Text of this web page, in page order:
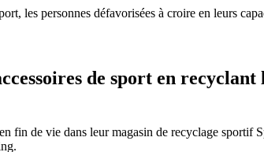
les personnes défavorisées à croire en leurs
de sport en
fin de vie dans leur magasin de recyclage